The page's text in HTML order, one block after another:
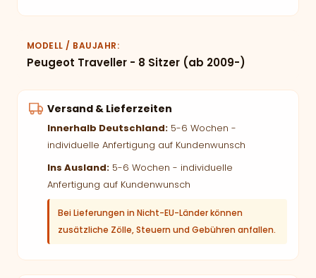
MODELL / BAUJAHR
Peugeot Traveller - 8 Sitzer (ab 2009-)
Versand & Lieferzeiten
Innerhalb Deutschland: 5-6 Wochen -
individuelle Anfertigung auf Kundenwunsch
Ins Ausland: 5-6 Wochen - individuelle
Anfertigung auf Kundenwunsch
Bei Lieferungen in Nicht-EU-Länder können
zusätzliche Zölle, Steuern und Gebühren anfallen.